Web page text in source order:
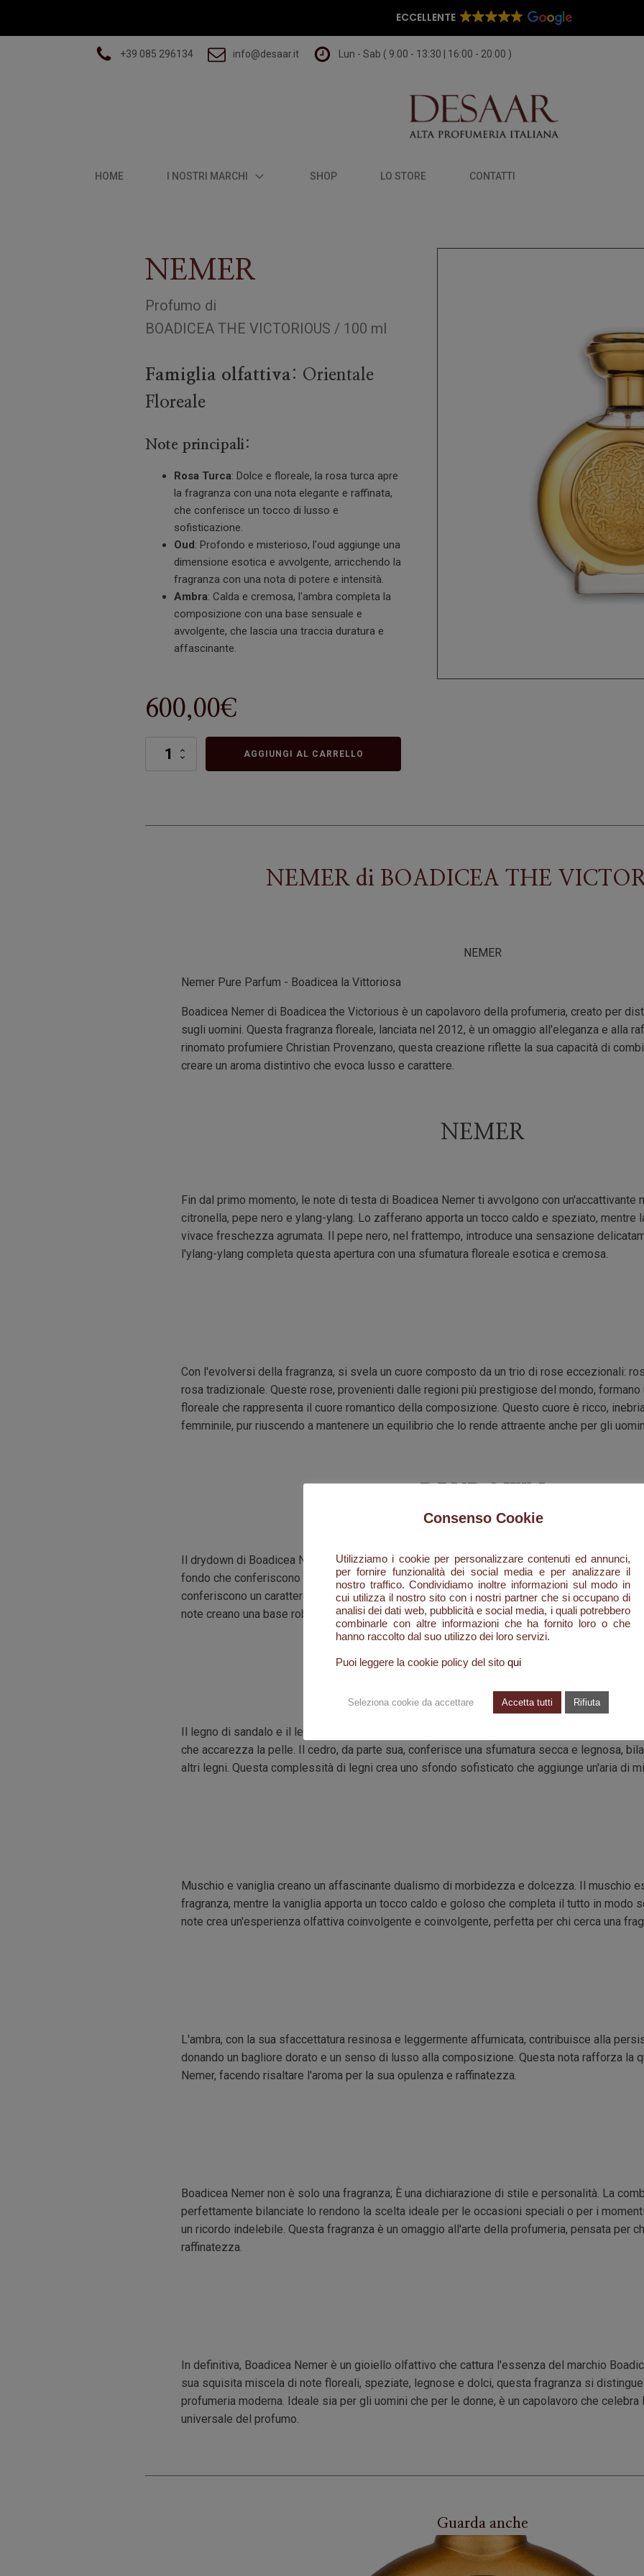
ECCELLENTE
+39 085 296134 info@desaar.it Lun - Sab ( 9:00 - 13:30 | 16:00 - 20:00 )
HOME I NOSTRI MARCHI SHOP LO STORE CONTATTI
NEMER
Profumo di
BOADICEA THE VICTORIOUS / 100 ml
Famiglia olfattiva: Orientale
Floreale
Note principali:
Rosa Turca: Dolce e floreale, la rosa turca apre
la fragranza con una nota elegante e raffinata,
che conferisce un tocco di lusso e
sofisticazione.
Oud: Profondo e misterioso, l'oud aggiunge una
dimensione esotica e avvolgente, arricchendo la
fragranza con una nota di potere e intensità.
Ambra: Calda e cremosa, l'ambra completa la
composizione con una base sensuale e
avvolgente, che lascia una traccia duratura e
affascinante.
600,00€
NEMER
AGGIUNGI AL CARRELLO
NEMERdi BOADICEA THE
NEMER
Nemer Pure Parfum - Boadicea la Vittoriosa
Boadicea Nemer di Boadicea the Victorious è un capolavoro della profumeria, creato per
sugli uomini. Questa fragranza floreale, lanciata nel 2012, è un omaggio all'eleganza e alla
rinomato profumiere Christian Provenzano, questa creazione riflette la sua capacità di
creare un aroma distintivo che evoca lusso e carattere.
NEMER
Fin dal primo momento, le note di testa di Boadicea Nemer ti avvolgono con un'accattivante
citronella, pepe nero e ylang-ylang. Lo zafferano apporta un tocco caldo e speziato, mentre
vivace freschezza agrumata. Il pepe nero, nel frattempo, introduce una sensazione
l'ylang-ylang completa questa apertura con una sfumatura floreale esotica e cremosa.
Con l'evolversi della fragranza, si svela un cuore composto da un trio di rose eccezionali:
rosa tradizionale. Queste rose, provenienti dalle regioni più prestigiose del mondo, formano
floreale che rappresenta il cuore romantico della composizione. Questo cuore è ricco,
femminile, pur riuscendo a mantenere un equilibrio che lo rende attraente anche per gli
Il drydown di Boadicea Nemer è una vera e propria opera d'arte olfattiva, con una
fondo che conferiscono profondità e longevità. Il patchouli e l'olio di cipriolo, noto anche
conferiscono un carattere terroso e legnoso, mentre il muschio rafforza la sua sfaccettatura
note creano una base robusta e avvolgente, raffinata ed equilibrata.
Il legno di sandalo e il legno di cashmere conferiscono un tocco caldo e cremoso alla
che accarezza la pelle. Il cedro, da parte sua, conferisce una sfumatura secca e legnosa,
altri legni. Questa complessità di legni crea uno sfondo sofisticato che aggiunge un'aria di
Muschio e vaniglia creano un affascinante dualismo di morbidezza e dolcezza. Il muschio
fragranza, mentre la vaniglia apporta un tocco caldo e goloso che completa il tutto in modo
note crea un'esperienza olfattiva coinvolgente e coinvolgente, perfetta per chi cerca una
L'ambra, con la sua sfaccettatura resinosa e leggermente affumicata, contribuisce alla
donando un bagliore dorato e un senso di lusso alla composizione. Questa nota rafforza la
Nemer, facendo risaltare l'aroma per la sua opulenza e raffinatezza.
Boadicea Nemer non è solo una fragranza; È una dichiarazione di stile e personalità. La
perfettamente bilanciate lo rendono la scelta ideale per le occasioni speciali o per i
un ricordo indelebile. Questa fragranza è un omaggio all'arte della profumeria, pensata per
raffinatezza.
In definitiva, Boadicea Nemer è un gioiello olfattivo che cattura l'essenza del marchio
sua squisita miscela di note floreali, speziate, legnose e dolci, questa fragranza si
profumeria moderna. Ideale sia per gli uomini che per le donne, è un capolavoro che
universale del profumo.
Guarda anche
Consenso Cookie
Utilizziamo i cookie per personalizzare contenuti ed annunci,
per fornire funzionalità dei social media e per analizzare il
nostro traffico. Condividiamo inoltre informazioni sul modo in
cui utilizza il nostro sito con i nostri partner che si occupano di
analisi dei dati web, pubblicità e social media, i quali potrebbero
combinarle con altre informazioni che ha fornito loro o che
hanno raccolto dal suo utilizzo dei loro servizi.
Puoi leggere la cookie policy del sito qui
Seleziona cookie da accettare Accetta tutti Rifiuta